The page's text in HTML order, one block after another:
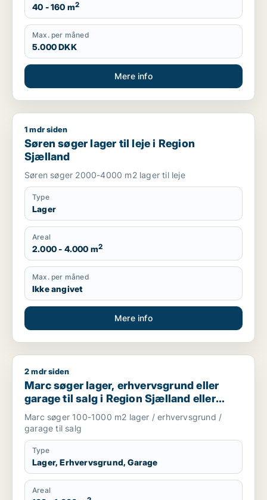
40 - 160 m2
Max. per måned
5.000 DKK
Mere info
Søren søger lager til leje i Region Sjælland
1 mdr siden
Søren søger lager til leje i Region
Sjælland
Søren søger 2000-4000 m2 lager til leje
Type
Lager
Areal
2.000 - 4.000 m2
Max. per måned
Ikke angivet
Mere info
Marc søger lager, erhvervsgrund eller garage til salg i
2 mdr siden
Marc søger lager, erhvervsgrund eller
garage til salg i Region Sjælland eller
Nordsjælland
Marc søger 100-1000 m2 lager / erhvervsgrund /
garage til salg
Type
Lager, Erhvervsgrund, Garage
Areal